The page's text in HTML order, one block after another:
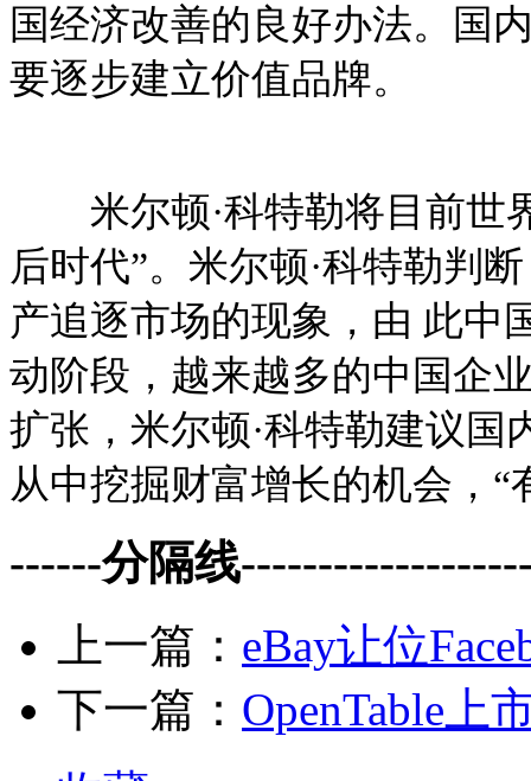
国经济改善的良好办法。国
要逐步建立价值品牌。
米尔顿·科特勒将目前世
后时代”。米尔顿·科特勒判
产追逐市场的现象，由 此中
动阶段，越来越多的中国企
扩张，米尔顿·科特勒建议国
从中挖掘财富增长的机会，
------分隔线
上一篇： eBay让位
下一篇： OpenTable上